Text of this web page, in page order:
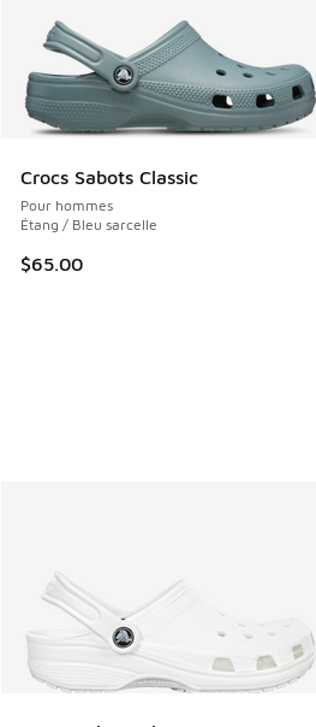
Crocs Sabots Classic
Pour hommes
Étang / Bleu sarcelle
$65.00